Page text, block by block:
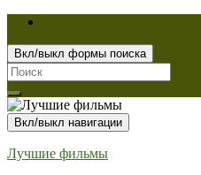
Вкл/выкл формы поиска
Search
for:
Вкл/выкл навигации
Лучшие фильмы